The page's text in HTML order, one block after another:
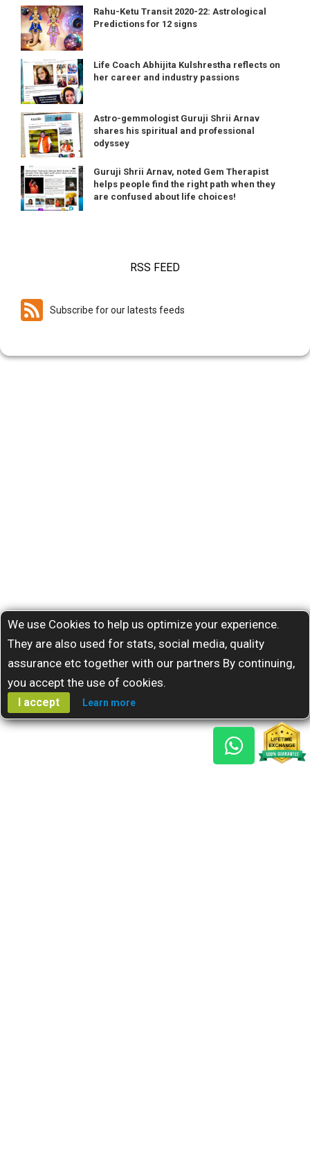
We use Cookies to help us optimize your experience.
They are also used for stats, social media, quality
assurance etc together with our partners By continuing,
you accept the use of cookies.
I accept Learn more
Rahu-Ketu Transit 2020-22: Astrological
Predictions for 12 signs
Life Coach Abhijita Kulshrestha reflects on
her career and industry passions
Astro-gemmologist Guruji Shrii Arnav
shares his spiritual and professional
odyssey
Guruji Shrii Arnav, noted Gem Therapist
helps people find the right path when they
are confused about life choices!
RSS FEED
Subscribe for our latests feeds